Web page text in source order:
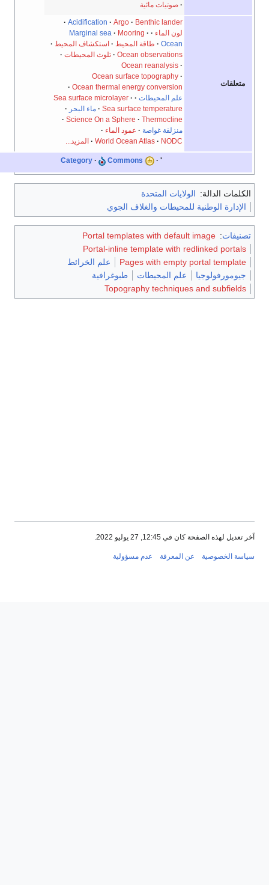
صوتيات مائية
Acidification Argo
Benthic lander
Marginal sea · Mooring ·
طاقة المحيط · استكشاف المحيط ·
Ocean observations
تلوث المحيطات ·
Ocean reanalysis
Ocean surface topography
Ocean thermal energy conversion
علم المحيطات ·
Sea surface microlayer ·
Sea surface temperature
ماء البحر
Science On a Sphere · Thermocline
·
منزلقة غواصة · عمود الماء
World Ocean Atlas
المزيد...
Category Commons
الدالة: الولايات المتحدة
الوطنية للمحيطات والغلاف الجوي
:
Portal templates with default image
Portal-inline template with redlinked
Pages with empty portal
علم الخرائط
علم المحيطات
طبوغرافية
Topography techniques and
لهذه الصفحة كان في 12:45, 27 يوليو 2022.
الخصوصية عن المعرفة عدم مسؤولية